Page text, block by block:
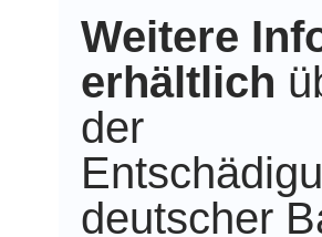
Weitere
erhältlich
der
deutscher